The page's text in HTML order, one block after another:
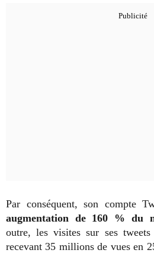
Par conséquent, son compte
augmentation de 160 % du
outre, les visites sur ses tweets
recevant 35 millions de vues en